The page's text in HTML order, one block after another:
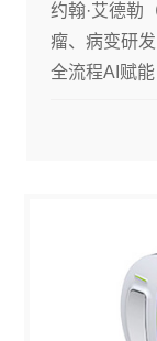
约翰·艾德勒
瘤、病变研
全流程AI赋